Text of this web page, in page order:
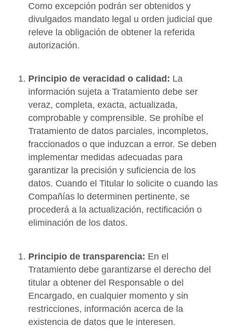
Como excepción podrán ser obtenidos y
divulgados mandato legal u orden judicial que
releve la obligación de obtener la referida
autorización.
Principio de veracidad o calidad: La
información sujeta a Tratamiento debe ser
veraz, completa, exacta, actualizada,
comprobable y comprensible. Se prohíbe el
Tratamiento de datos parciales, incompletos,
fraccionados o que induzcan a error. Se deben
implementar medidas adecuadas para
garantizar la precisión y suficiencia de los
datos. Cuando el Titular lo solicite o cuando las
Compañías lo determinen pertinente, se
procederá a la actualización, rectificación o
eliminación de los datos.
Principio de transparencia: En el
Tratamiento debe garantizarse el derecho del
titular a obtener del Responsable o del
Encargado, en cualquier momento y sin
restricciones, información acerca de la
existencia de datos que le interesen.